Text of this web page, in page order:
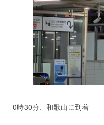
0時30分、和歌山に到着